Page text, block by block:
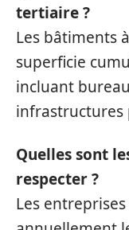
tertiaire ?
Les bâtiments
superficie
incluant
infrastructures
Quelles sont
respecter ?
Les